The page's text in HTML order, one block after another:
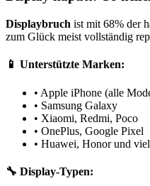
Displaybruch ist mit 68% der
zum Glück meist vollständig
📱 Unterstützte Marken:
• Apple iPhone (alle
• Samsung Galaxy
• Xiaomi, Redmi, Poco
• OnePlus, Google Pixel
• Huawei, Honor und
🔧 Display-Typen: